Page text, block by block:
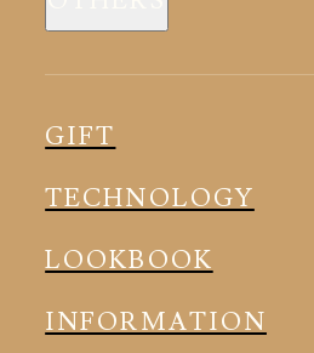
ルームウェア
アクセサリー
スリープウェア
ルームウェア
アクセサリー
GIFT
TECHNOLOGY
LOOKBOOK
INFORMATION